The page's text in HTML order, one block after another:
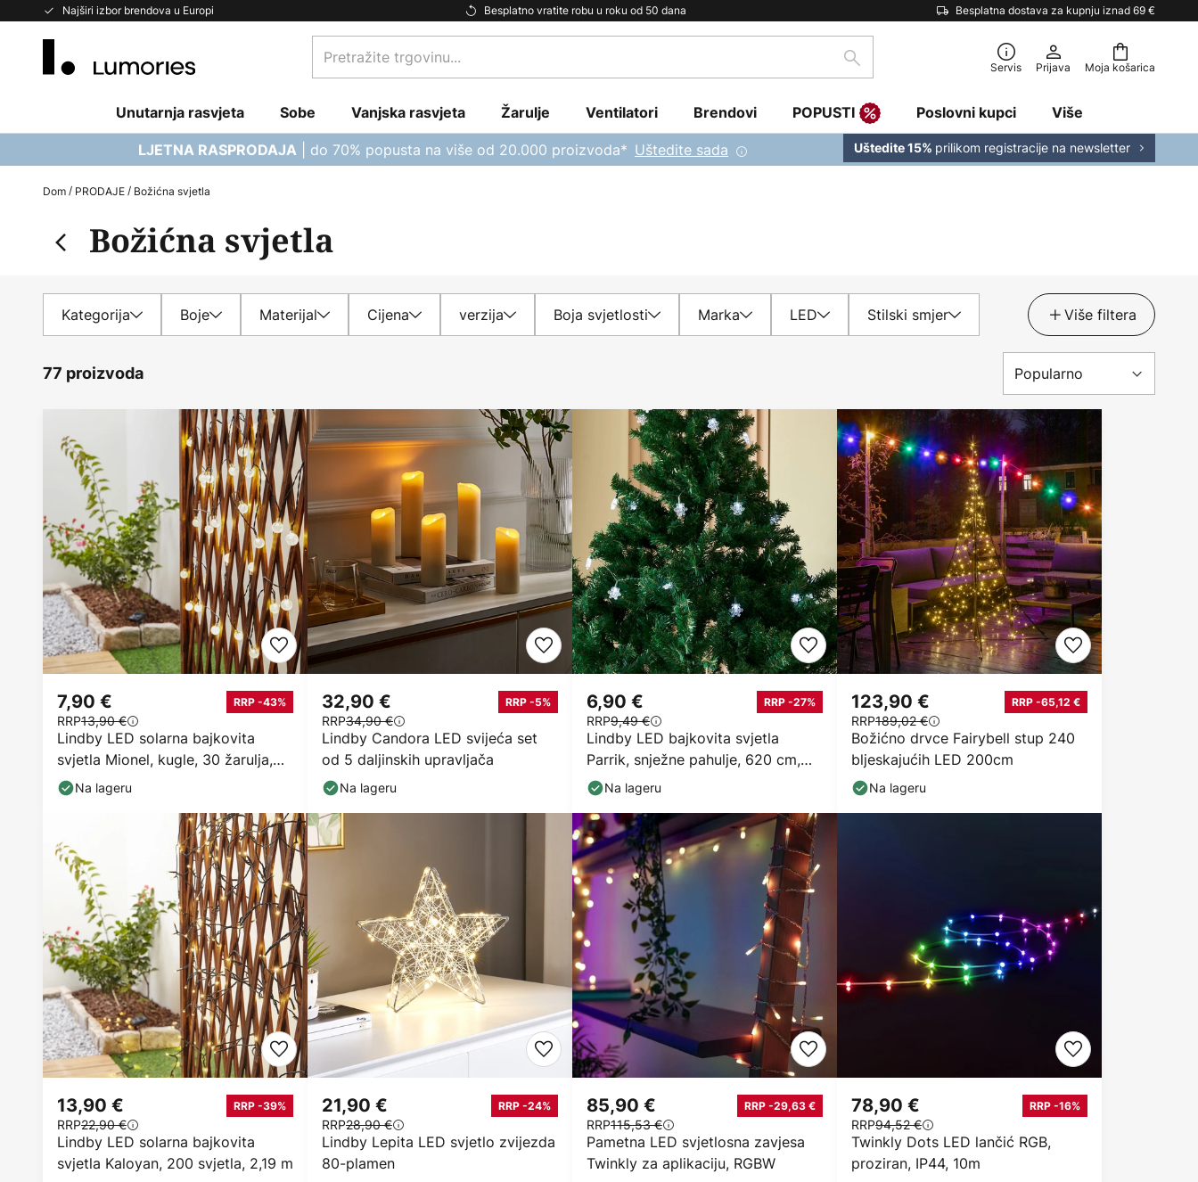
Najširi izbor brendova u Europi Besplatno vratite robu u roku od 50 dana Besplatna dostava za kupnju iznad 69 €
Skip
Moja košarica
Pretražite
trgovinu...
traži Servis Prijava
Unutarnja rasvjeta Sobe Vanjska rasvjeta Žarulje Ventilatori Brendovi POPUSTI Poslovni kupci Više
LJETNA RASPRODAJA | do 70% popusta na više od 20.000 proizvoda* Uštedite sada Uštedite 15% prilikom registracije na newsletter
Dom PRODAJE Božićna svjetla
Božićna svjetla
Kategorija Boje Materijal Cijena verzija Boja svjetlosti Marka LED Stilski smjer Više filtera
77 proizvoda
Lindby LED solarna bajkovita
svjetla Mionel, kugle, 30 žarulja,
635cm
7,90 € RRP -43%
RRP13,90 €
Na lageru
Lindby Candora LED svijeća set
od 5 daljinskih upravljača
32,90 € RRP -5%
RRP34,90 €
Na lageru
Lindby LED bajkovita svjetla
Parrik, snježne pahulje, 620 cm,
IP44
6,90 € RRP -27%
RRP9,49 €
Na lageru
Božićno drvce Fairybell stup 240
bljeskajućih LED 200cm
123,90 € RRP -65,12 €
RRP189,02 €
Na lageru
Lindby LED solarna bajkovita
svjetla Kaloyan, 200 svjetla, 2,19 m
13,90 € RRP -39%
RRP22,90 €
Lindby Lepita LED svjetlo zvijezda
80-plamen
21,90 € RRP -24%
RRP28,90 €
Pametna LED svjetlosna zavjesa
Twinkly za aplikaciju, RGBW
85,90 € RRP -29,63 €
RRP115,53 €
Twinkly Dots LED lančić RGB,
proziran, IP44, 10m
78,90 € RRP -16%
RRP94,52 €